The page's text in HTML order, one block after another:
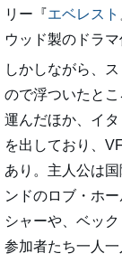
リー『エベレスト
ウッド製のドラマ
しかしながら、
ので浮ついたと
運んだほか、イ
を出しており、
あり。主人公は
ンドのロブ・ホ
シャーや、ベッ
参加者たち一人